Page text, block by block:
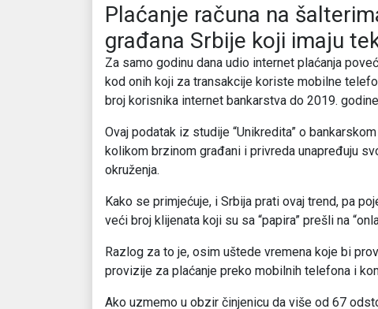
Plaćanje računa na
građana Srbije koji imaju
Za samo godinu dana udio internet plaćanja
kod onih koji za transakcije koriste mobilne
broj korisnika internet bankarstva do 2019.
Ovaj podatak iz studije “Unikredita” o
kolikom brzinom građani i privreda unapređuju
okruženja.
Kako se primjećuje, i Srbija prati ovaj trend, pa
veći broj klijenata koji su sa “papira” prešli na
Razlog za to je, osim uštede vremena koje bi
provizije za plaćanje preko mobilnih telefona i
Ako uzmemo u obzir činjenicu da više od 67